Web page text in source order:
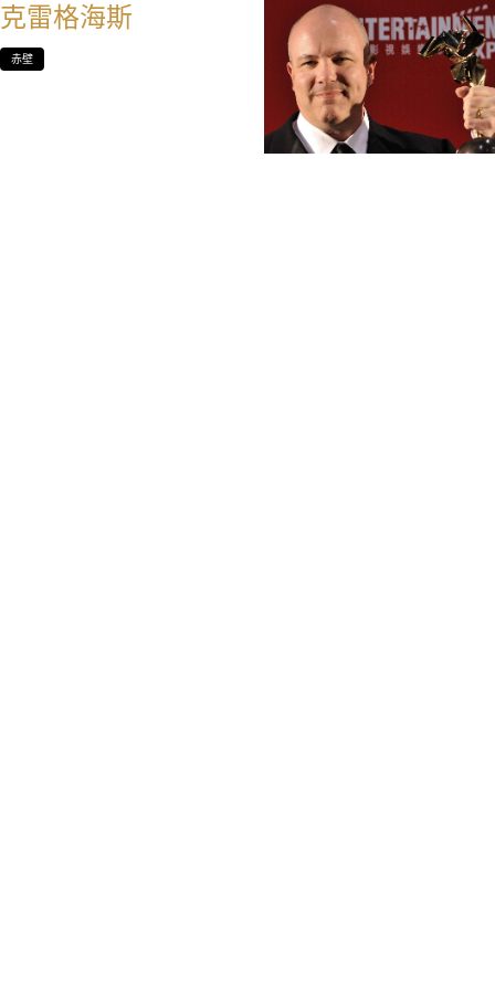
克雷格海斯
赤壁